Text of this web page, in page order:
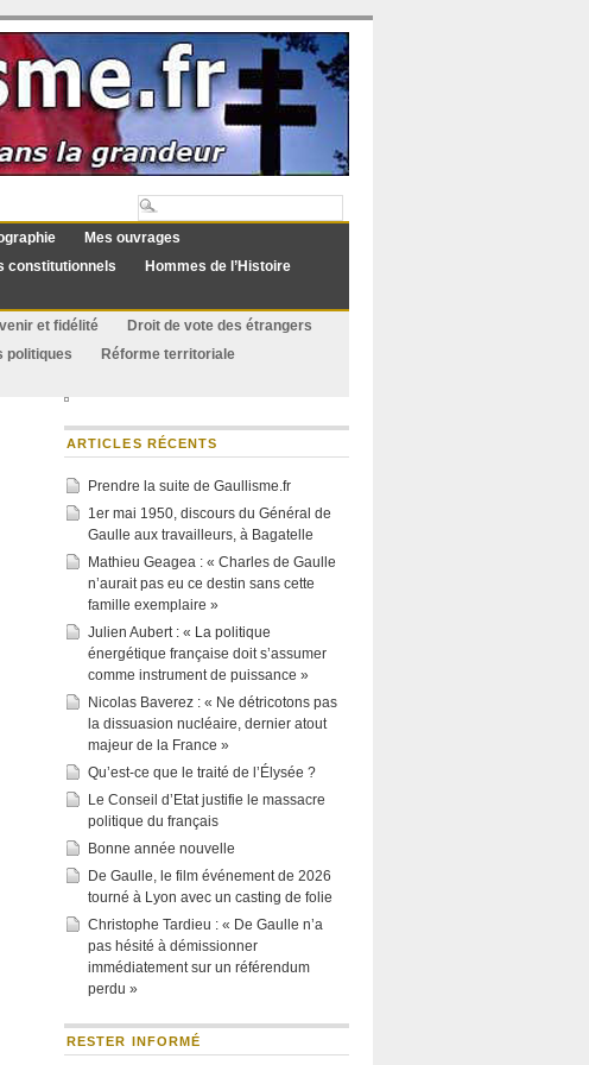
Mes ouvrages
constitutionnels
Hommes de l’Histoire
et fidélité
Droit de vote des étrangers
politiques
Réforme territoriale
ARTICLES RÉCENTS
Prendre la suite de Gaullisme.fr
1er mai 1950, discours du Général de
Gaulle aux travailleurs, à Bagatelle
Mathieu Geagea : « Charles de Gaulle
n’aurait pas eu ce destin sans cette
famille exemplaire »
Julien Aubert : « La politique
énergétique française doit s’assumer
comme instrument de puissance »
Nicolas Baverez : « Ne détricotons pas
la dissuasion nucléaire, dernier atout
majeur de la France »
Qu’est-ce que le traité de l’Élysée ?
Le Conseil d’Etat justifie le massacre
politique du français
Bonne année nouvelle
De Gaulle, le film événement de 2026
tourné à Lyon avec un casting de folie
Christophe Tardieu : « De Gaulle n’a
pas hésité à démissionner
immédiatement sur un référendum
perdu »
RESTER INFORMÉ